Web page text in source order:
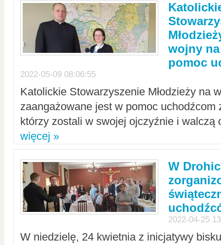
wojny
pomoc
2022-05-09 08:06:55
Katolickie Stowarzyszenie Młodzieży na
zaangażowane jest w pomoc uchodźcom
którzy zostali w swojej ojczyźnie i walczą
więcej »
W
2022-04-25
W niedzielę, 24 kwietnia z inicjatywy